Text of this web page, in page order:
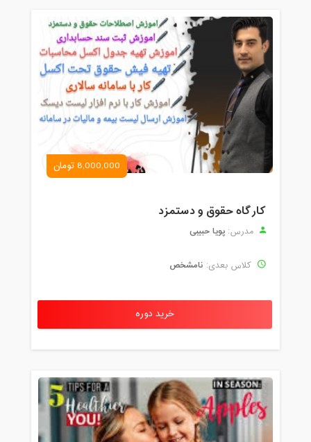
8,000,000 تومان
کارگاه حقوق و دستمزد
مدرس: پویا حبیبی
کلاس بعدی: نامشخص
خرید دوره